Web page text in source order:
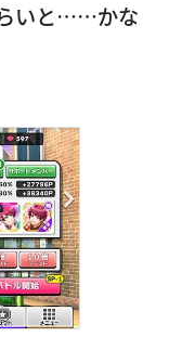
らいと……かな